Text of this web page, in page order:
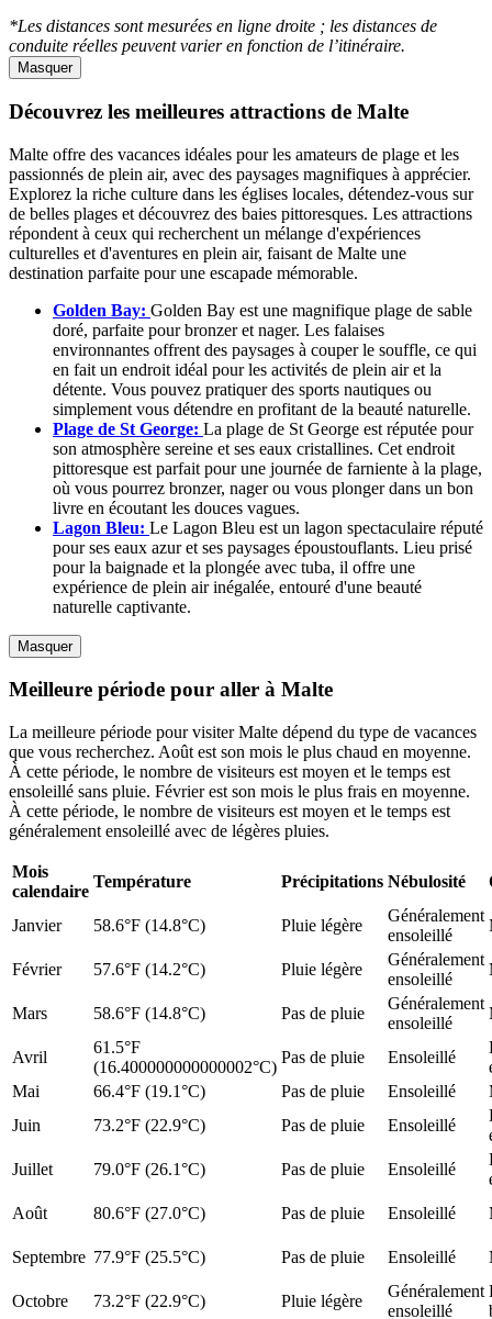
*Les distances sont mesurées en ligne droite ; les distances de
conduite réelles peuvent varier en fonction de l’itinéraire.
Masquer
Découvrez les meilleures attractions de Malte
Malte offre des vacances idéales pour les amateurs de plage et les
passionnés de plein air, avec des paysages magnifiques à apprécier.
Explorez la riche culture dans les églises locales, détendez-vous sur
de belles plages et découvrez des baies pittoresques. Les attractions
répondent à ceux qui recherchent un mélange d'expériences
culturelles et d'aventures en plein air, faisant de Malte une
destination parfaite pour une escapade mémorable.
Golden Bay: Golden Bay est une magnifique plage de sable
doré, parfaite pour bronzer et nager. Les falaises
environnantes offrent des paysages à couper le souffle, ce qui
en fait un endroit idéal pour les activités de plein air et la
détente. Vous pouvez pratiquer des sports nautiques ou
simplement vous détendre en profitant de la beauté naturelle.
Plage de St George: La plage de St George est réputée pour
son atmosphère sereine et ses eaux cristallines. Cet endroit
pittoresque est parfait pour une journée de farniente à la plage,
où vous pourrez bronzer, nager ou vous plonger dans un bon
livre en écoutant les douces vagues.
Lagon Bleu: Le Lagon Bleu est un lagon spectaculaire réputé
pour ses eaux azur et ses paysages époustouflants. Lieu prisé
pour la baignade et la plongée avec tuba, il offre une
expérience de plein air inégalée, entouré d'une beauté
naturelle captivante.
Masquer
Meilleure période pour aller à Malte
La meilleure période pour visiter Malte dépend du type de vacances
que vous recherchez. Août est son mois le plus chaud en moyenne.
À cette période, le nombre de visiteurs est moyen et le temps est
ensoleillé sans pluie. Février est son mois le plus frais en moyenne.
À cette période, le nombre de visiteurs est moyen et le temps est
généralement ensoleillé avec de légères pluies.
Mois
calendaire
Température Précipitations Nébulosité
Janvier 58.6°F (14.8°C) Pluie légère
Généralement
ensoleillé
Février 57.6°F (14.2°C) Pluie légère
Généralement
ensoleillé
Mars 58.6°F (14.8°C) Pas de pluie
Généralement
ensoleillé
Avril
61.5°F
(16.400000000000002°C)
Pas de pluie Ensoleillé
Mai
66.4°F (19.1°C) Pas de pluie Ensoleillé
Juin
73.2°F (22.9°C) Pas de pluie Ensoleillé
Juillet
79.0°F (26.1°C) Pas de pluie Ensoleillé
Août
80.6°F (27.0°C) Pas de pluie Ensoleillé
Septembre 77.9°F (25.5°C) Pas de pluie Ensoleillé
Octobre 73.2°F (22.9°C) Pluie légère
Généralement
ensoleillé